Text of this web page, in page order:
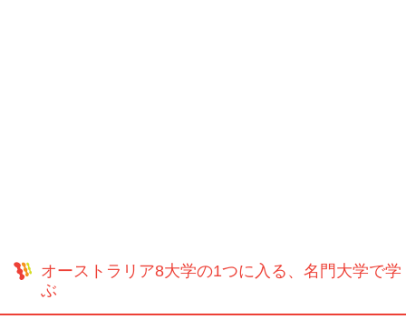
オーストラリア8大学の1つに入る、名門大学で学
ぶ